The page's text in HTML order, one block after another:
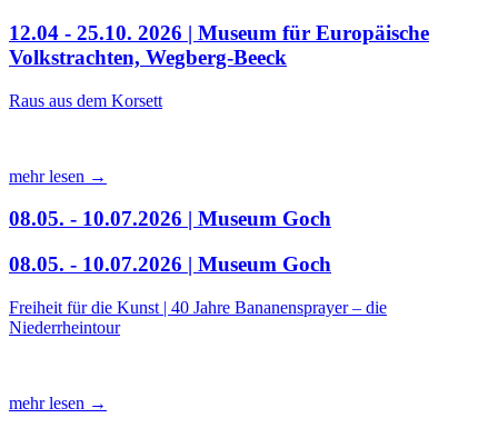
12.04 - 25.10. 2026 | Museum für Europäische
Volkstrachten, Wegberg-Beeck
Raus aus dem Korsett
mehr lesen →
08.05. - 10.07.2026 | Museum Goch
08.05. - 10.07.2026 | Museum Goch
Freiheit für die Kunst | 40 Jahre Bananensprayer – die
Niederrheintour
mehr lesen →